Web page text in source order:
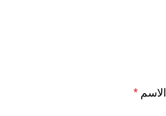
الاسم *